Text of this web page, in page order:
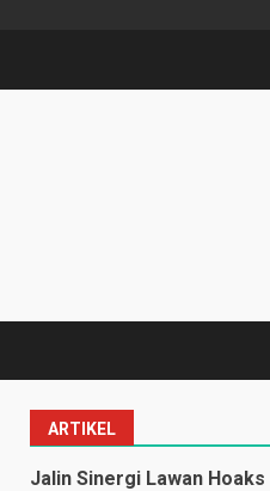
ARTIKEL
Jalin Sinergi Lawan